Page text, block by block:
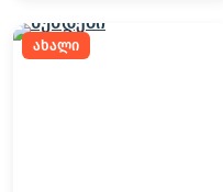
ახალი